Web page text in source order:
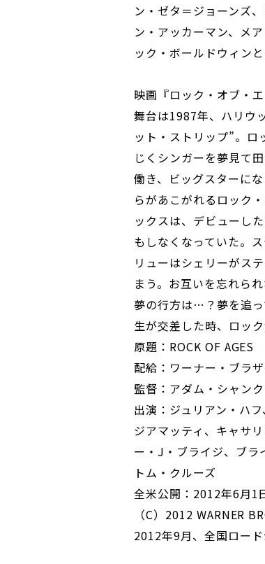
ン・ゼタ＝ジョーンズ
ン・アッカーマン、メ
ック・ボールドウィン
映画『ロック・オブ・エ
舞台は1987年、ハリウ
ット・ストリップ”。
じくシンガーを夢見て
働き、ビッグスターに
らがあこがれるロック
ックスは、デビューし
もしなくなっていた。
リューはシェリーがス
まう。お互いを忘れら
夢の行方は…？夢を追
生が交差した時、ロッ
原題：ROCK OF AGES
配給：ワーナー・ブラ
監督：アダム・シャン
出演：ジュリアン・ハ
ジアマッティ、キャサ
ー・J・ブライジ、ブラ
トム・クルーズ
全米公開：2012年6月1
（C）2012 WARNER
2012年9月、全国ロード